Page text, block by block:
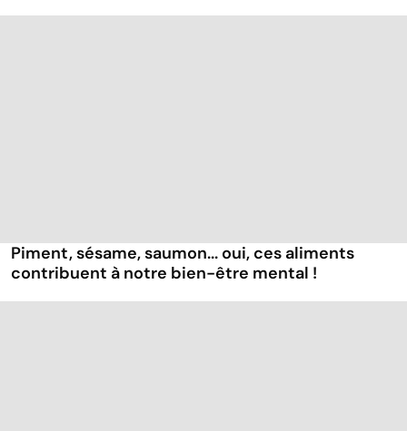
Piment, sésame, saumon... oui, ces aliments
contribuent à notre bien-être mental !